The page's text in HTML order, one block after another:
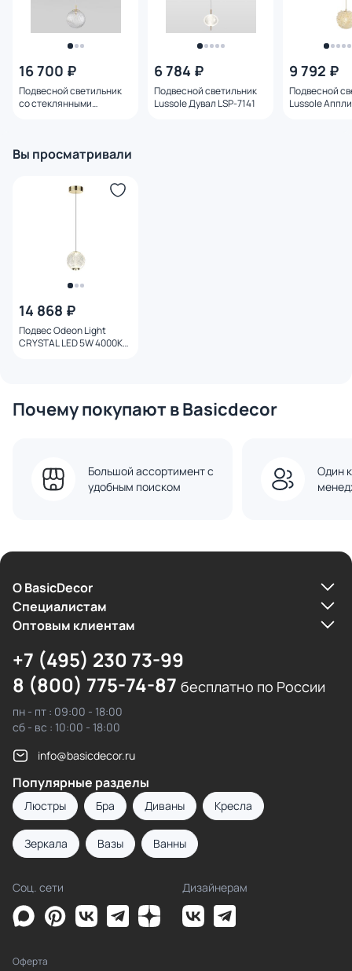
16 700 ₽
Подвесной светильник
со стеклянными
6 784 ₽
Подвесной светильник
Lussole Дувал LSP-7141
9 792 ₽
Подвесной
Lussole
Вы просматривали
14 868 ₽
Подвес Odeon Light
CRYSTAL LED 5W 4000K
Почему покупают в Basicdecor
Большой ассортимент с
удобным поиском
Один
О BasicDecor
Cпециалистам
Оптовым клиентам
+7 (495) 230 73-99
8 (800) 775-74-87 бесплатно по России
пн - пт : 09:00 - 18:00
сб - вс : 10:00 - 18:00
info@basicdecor.ru
Популярные разделы
Люстры Бра Диваны Кресла
Зеркала Вазы Ванны
Соц. сети Дизайнерам
Оферта